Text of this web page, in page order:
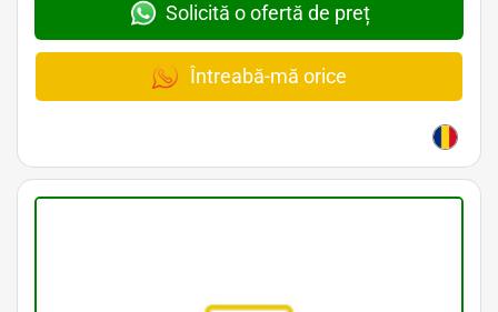
Solicită o ofertă de preț
Întreabă-mă orice